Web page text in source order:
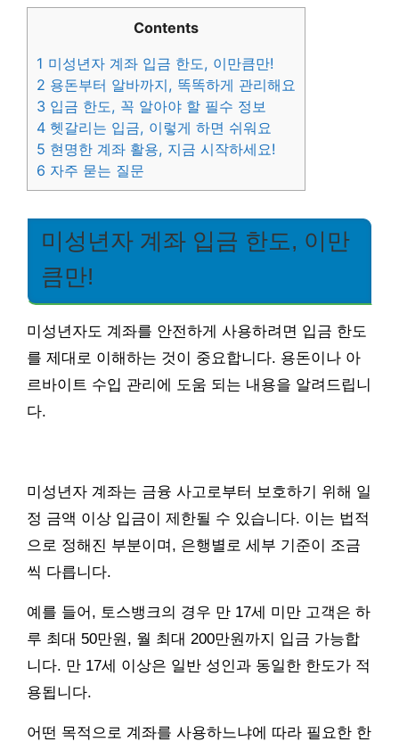
Contents
1 미성년자 계좌 입금 한도, 이만큼만!
2 용돈부터 알바까지, 똑똑하게 관리해요
3 입금 한도, 꼭 알아야 할 필수 정보
4 헷갈리는 입금, 이렇게 하면 쉬워요
5 현명한 계좌 활용, 지금 시작하세요!
6 자주 묻는 질문
미성년자 계좌 입금 한도, 이만
큼만!
미성년자도 계좌를 안전하게 사용하려면 입금 한도
를 제대로 이해하는 것이 중요합니다. 용돈이나 아
르바이트 수입 관리에 도움 되는 내용을 알려드립니
다.
미성년자 계좌는 금융 사고로부터 보호하기 위해 일
정 금액 이상 입금이 제한될 수 있습니다. 이는 법적
으로 정해진 부분이며, 은행별로 세부 기준이 조금
씩 다릅니다.
예를 들어, 토스뱅크의 경우 만 17세 미만 고객은 하
루 최대 50만원, 월 최대 200만원까지 입금 가능합
니다. 만 17세 이상은 일반 성인과 동일한 한도가 적
용됩니다.
어떤 목적으로 계좌를 사용하느냐에 따라 필요한 한